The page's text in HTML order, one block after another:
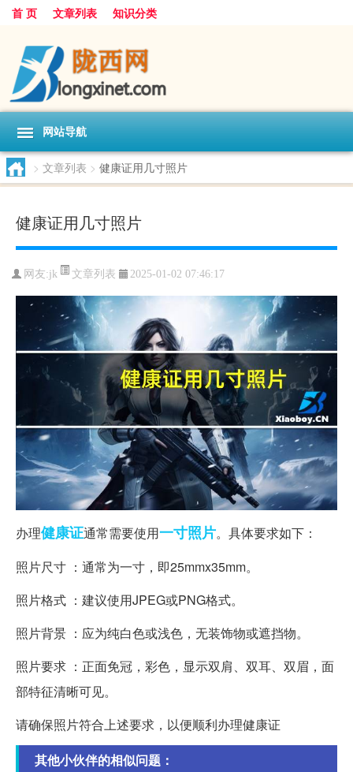
首 页 文章列表 知识分类
网站导航
> 文章列表 > 健康证用几寸照片
健康证用几寸照片
网友:jk 文章列表 2025-01-02 07:46:17
办理健康证通常需要使用一寸照片。具体要求如下：
照片尺寸 ：通常为一寸，即25mmx35mm。
照片格式 ：建议使用JPEG或PNG格式。
照片背景 ：应为纯白色或浅色，无装饰物或遮挡物。
照片要求 ：正面免冠，彩色，显示双肩、双耳、双眉，面
部特征清晰可见。
请确保照片符合上述要求，以便顺利办理健康证
其他小伙伴的相似问题：